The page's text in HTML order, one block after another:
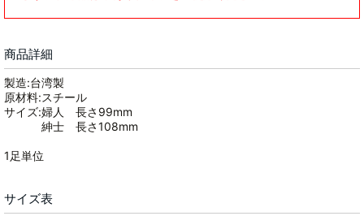
商品詳細
製造:台湾製
原材料:スチール
サイズ:婦人 長さ99mm
紳士 長さ108mm
1足単位
サイズ表